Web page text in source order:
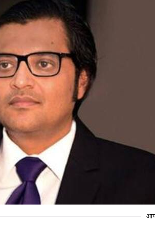
की कार पर हमले
और उनकी पत्नी की कार पर
चोट नहीं पहुंचा सके और आरोपियों ने
के मामले में रिपब्लिक टीवी पर चलाई
के शासन में साधुओं की हत्या पर
नागपुर थाने में मामला भी दर्ज कराया था।